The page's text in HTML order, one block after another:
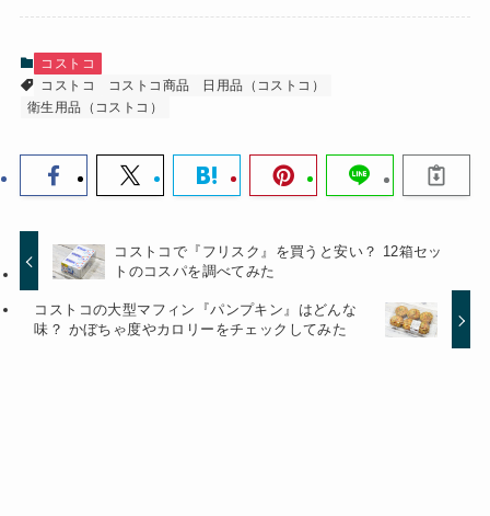
コストコ
コストコ
コストコ商品
日用品（コストコ）
衛生用品（コストコ）
コストコで『フリスク』を買うと安い？ 12箱セッ
トのコスパを調べてみた
コストコの大型マフィン『パンプキン』はどんな
味？ かぼちゃ度やカロリーをチェックしてみた